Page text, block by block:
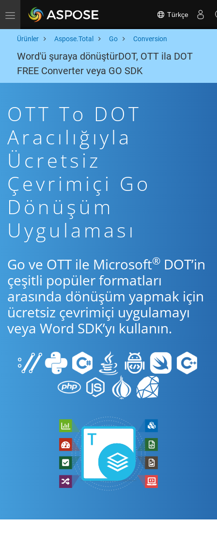
Toggle navigation Türkçe
Ürünler Aspose.Total Go Conversion
Word'ü şuraya dönüştürDOT, OTT ila DOT
FREE Converter veya GO SDK
OTT To DOT
Aracılığıyla
Ücretsiz
Çevrimiçi Go
Dönüşüm
Uygulaması
Go ve OTT ile Microsoft® DOT’in
çeşitli popüler formatları
arasında dönüşüm yapmak için
ücretsiz çevrimiçi uygulamayı
veya Word SDK’yı kullanın.